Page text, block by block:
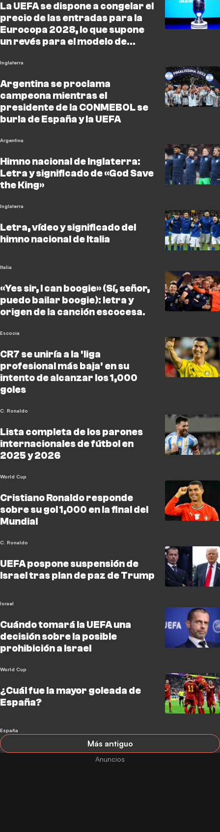
La UEFA se dispone a congelar el
precio de las entradas para la
Eurocopa 2028, lo que supone
un revés para el modelo de
Inglaterra
Argentina se proclama
campeona mientras el
presidente de la CONMEBOL se
burla de España y la UEFA
Argentina
Himno nacional de Inglaterra:
Letra y significado de «God Save
the King»
Inglaterra
Letra, vídeo y significado del
himno nacional de Italia
Italia
«Yes sir, I can boogie» (Sí, señor,
puedo bailar boogie): letra y
origen de la canción escocesa.
Escocia
CR7 se uniría a la 'liga
profesional más baja' en su
intento de alcanzar los 1,000
goles
C. Ronaldo
Lista completa de los parones
internacionales de fútbol en
2025 y 2026
World Cup
Cristiano Ronaldo responde
sobre su gol 1,000 en la final del
Mundial
C. Ronaldo
UEFA pospone suspensión de
Israel tras plan de paz de Trump
Israel
Cuándo tomará la UEFA una
decisión sobre la posible
prohibición a Israel
World Cup
¿Cuál fue la mayor goleada de
España?
España
Más antiguo